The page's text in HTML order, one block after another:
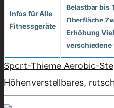
Infos für Alle
Fitnessgeräte
Belastbar bis
Oberfläche
Erhöhung
verschiedene
Sport-Thieme Aerobic-
Höhenverstellbares,